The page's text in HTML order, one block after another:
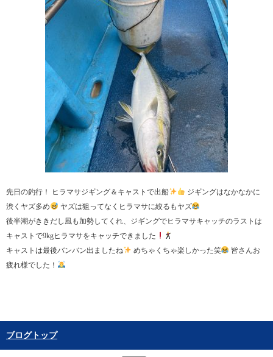
先日の釣行！ ヒラマサジギング＆キャストで出船
ジギングはなかなかに
渋くヤズ多め
ヤズは狙ってなくヒラマサに絞るもヤズ
後半潮がききだし風も加勢してくれ、ジギングでヒラマサキャッチのラストは
キャストで9kgヒラマサをキャッチできました
キャストは最後バンバン出ましたね
めちゃくちゃ楽しかった笑
皆さんお
疲れ様でした！
ブログトップ